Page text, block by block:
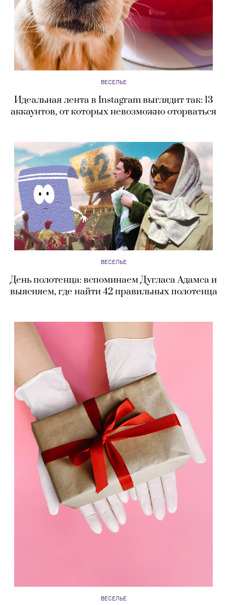
ВЕСЕЛЬЕ
Идеальная лента в Instagram выглядит так: 13
аккаунтов, от которых невозможно оторваться
ВЕСЕЛЬЕ
День полотенца: вспоминаем Дугласа Адамса и
выясняем, где найти 42 правильных полотенца
ВЕСЕЛЬЕ